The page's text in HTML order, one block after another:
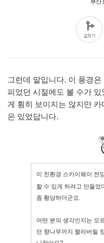
그런데 말입니다. 이 풍경
피었던 시절에도 볼 수가
게 훤히 보이지는 않지만
은 있었답니다.
이 친환경 스카이웨이 전
할 수 있게 하려고 만들었
좀 황당하더군요.
어떤 분의 생각인지는 모
던 향나무까지 짤라버릴